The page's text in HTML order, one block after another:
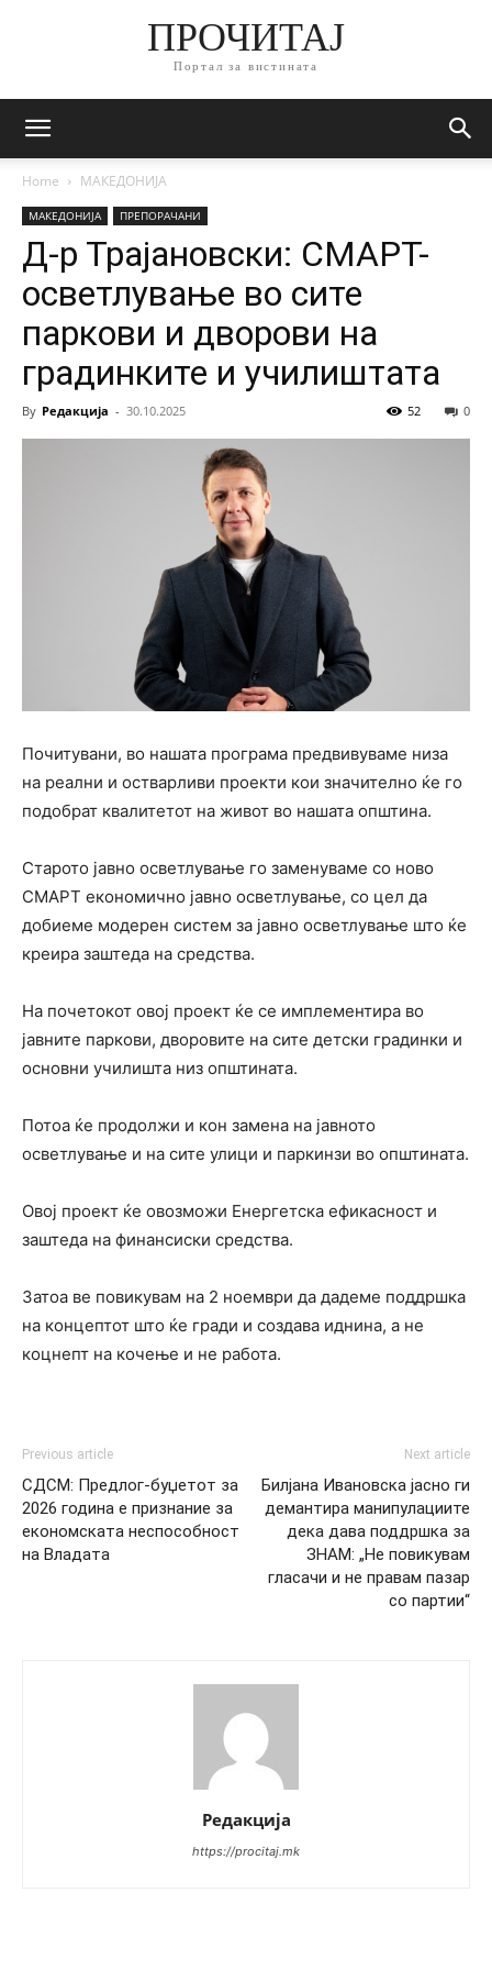
ПРОЧИТАЈ
Портал за вистината
Home МАКЕДОНИЈА
МАКЕДОНИЈА ПРЕПОРАЧАНИ
Д-р Трајановски: СМАРТ-
осветлување во сите
паркови и дворови на
градинките и училиштата
By Редакција - 30.10.2025 0
52
Почитувани, во нашата програма предвивуваме низа
на реални и остварливи проекти кои значително ќе го
подобрат квалитетот на живот во нашата општина.
Старото јавно осветлување го заменуваме со ново
СМАРТ економично јавно осветлување, со цел да
добиеме модерен систем за јавно осветлување што ќе
креира заштеда на средства.
На почетокот овој проект ќе се имплементира во
јавните паркови, дворовите на сите детски градинки и
основни училишта низ општината.
Потоа ќе продолжи и кон замена на јавното
осветлување и на сите улици и паркинзи во општината.
Овој проект ќе овозможи Енергетска ефикасност и
заштеда на финансиски средства.
Затоа ве повикувам на 2 ноември да дадеме поддршка
на концептот што ќе гради и создава иднина, а не
коцнепт на кочење и не работа.
Previous article
СДСМ: Предлог-буџетот за
2026 година е признание за
економската неспособност
на Владата
Next article
Билјана Ивановска јасно ги
демантира манипулациите
дека дава поддршка за
ЗНАМ: „Не повикувам
гласачи и не правам пазар
со партии“
Редакција
https://procitaj.mk